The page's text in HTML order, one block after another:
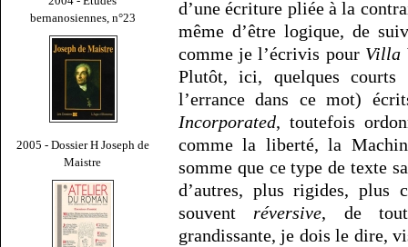
bernanosiennes, n°23
2005 - Dossier H Joseph de
Maistre
d’une écriture pliée à la
même d’être logique, de
comme je l’écrivis pour Villa
Plutôt, ici, quelques
l’errance dans ce mot)
Incorporated, toutefois
comme la liberté, la
somme que ce type de texte
d’autres, plus rigides, plus
souvent réversive, de
grandissante, je dois le dire,